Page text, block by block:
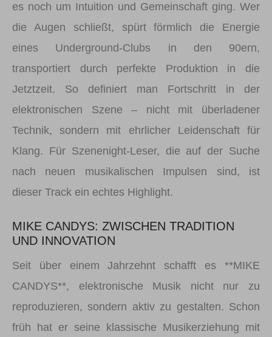
es noch um Intuition und Gemeinschaft ging. Wer
die Augen schließt, spürt förmlich die Energie
eines Underground-Clubs in den 90ern,
transportiert durch perfekte Produktion in die
Jetztzeit. So definiert man Fortschritt in der
elektronischen Szene – nicht mit überladener
Technik, sondern mit ehrlicher Leidenschaft für
Klang. Für Szenenight-Leser, die auf der Suche
nach neuen musikalischen Impulsen sind, ist
dieser Track ein echtes Highlight.
MIKE CANDYS: ZWISCHEN TRADITION
UND INNOVATION
Seit über einem Jahrzehnt schafft es **MIKE
CANDYS**, elektronische Musik nicht nur zu
reproduzieren, sondern aktiv zu gestalten. Schon
früh hat er seine klassische Musikerziehung mit